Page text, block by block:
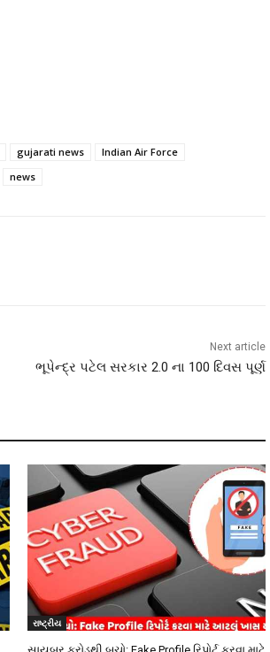
gujarati news
Indian Air Force
news
Next article
ભૂપેન્દ્ર પટેલ સરકાર 2.0 ના 100 દિવસ પૂર્ણ
રાષ્ટ્રીય